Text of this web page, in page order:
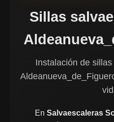
Sillas
Instalación de
En Salvaescaleras